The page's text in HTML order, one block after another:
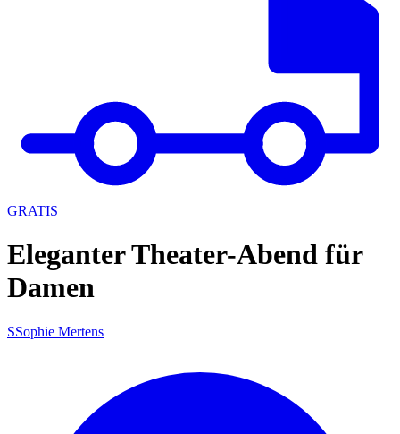
GRATIS
Eleganter Theater-Abend für
Damen
SSophie Mertens